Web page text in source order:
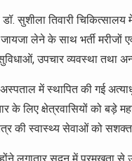
सुशीला तिवारी चिकित्सालय
लेने के साथ भर्ती
उपचार व्यवस्था तथा
में स्थापित की गई
के लिए क्षेत्रवासियों को
की स्वास्थ्य सेवाओं को सशक्त